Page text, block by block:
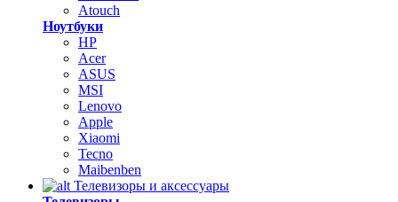
Atouch
Ноутбуки
HP
Acer
ASUS
MSI
Lenovo
Apple
Xiaomi
Tecno
Maibenben
Телевизоры и аксессуары